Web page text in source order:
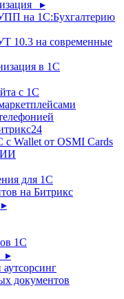
▸
на 1С:Бухгалтерию
10.3 на современные
в 1С
с 1С
с Wallet от OSMI Cards
ИИ
для 1С
на Битрикс
1С
▸
аутсорсинг
документов